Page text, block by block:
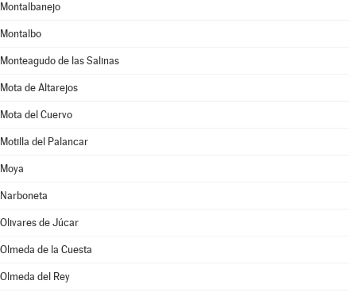
Montalbanejo
Montalbo
Monteagudo de las Salinas
Mota de Altarejos
Mota del Cuervo
Motilla del Palancar
Moya
Narboneta
Olivares de Júcar
Olmeda de la Cuesta
Olmeda del Rey